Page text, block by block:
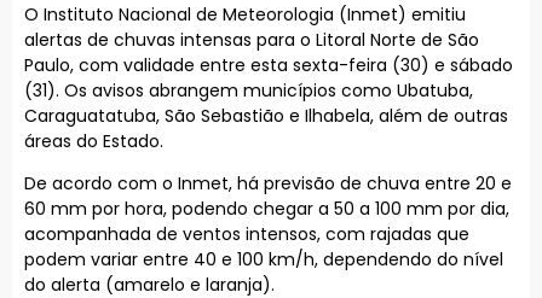
O Instituto Nacional de Meteorologia (Inmet) emitiu
alertas de chuvas intensas para o Litoral Norte de São
Paulo, com validade entre esta sexta-feira (30) e sábado
(31). Os avisos abrangem municípios como Ubatuba,
Caraguatatuba, São Sebastião e Ilhabela, além de outras
áreas do Estado.
De acordo com o Inmet, há previsão de chuva entre 20 e
60 mm por hora, podendo chegar a 50 a 100 mm por dia,
acompanhada de ventos intensos, com rajadas que
podem variar entre 40 e 100 km/h, dependendo do nível
do alerta (amarelo e laranja).